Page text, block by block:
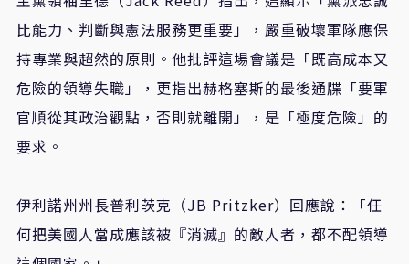
比能力、判斷與憲法服務更重要」，嚴重破壞軍隊應保
持專業與超然的原則。他批評這場會議是「既高成本又
危險的領導失職」，更指出赫格塞斯的最後通牒「要軍
官順從其政治觀點，否則就離開」，是「極度危險」的
要求。
伊利諾州州長普利茨克（JB Pritzker）回應說：「任
何把美國人當成應該被『消滅』的敵人者，都不配領導